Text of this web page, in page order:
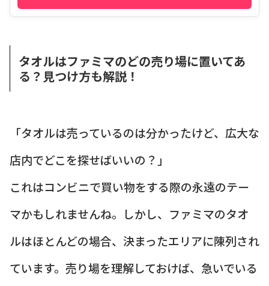
タオルはファミマのどの売り場に置いてあ
る？見つけ方も解説！
「タオルは売っているのは分かったけど、広大な
店内でどこを探せばいいの？」
これはコンビニで買い物をする際の永遠のテー
マかもしれませんね。しかし、ファミマのタオ
ルはほとんどの場合、決まったエリアに陳列され
ています。売り場を理解しておけば、急いでいる